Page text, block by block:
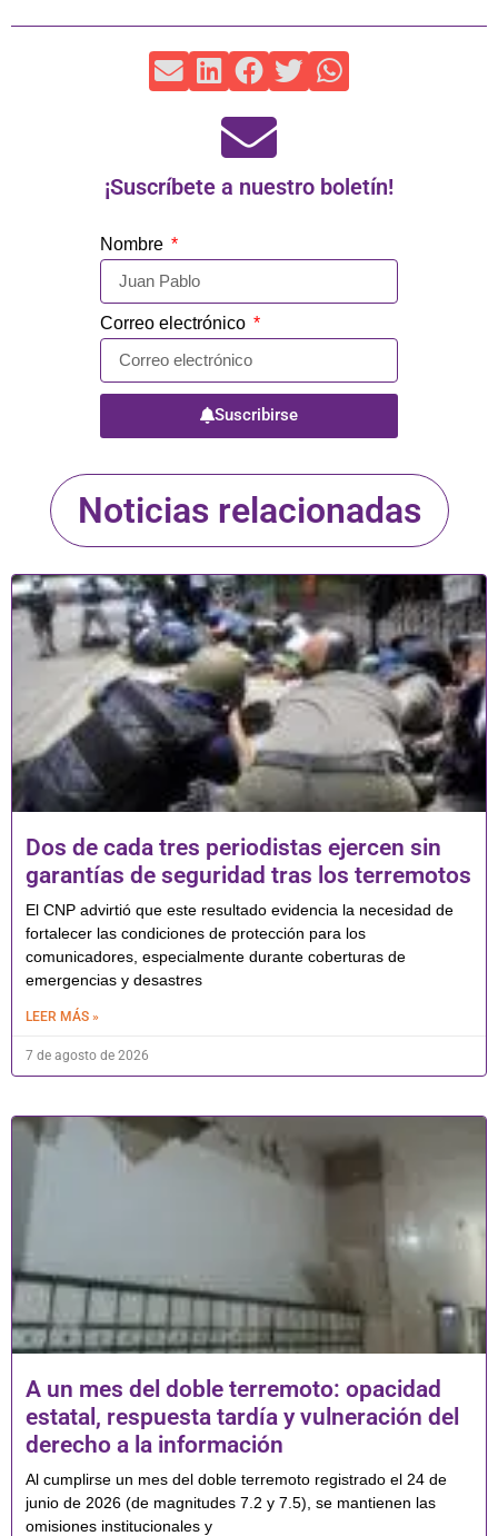
¡Suscríbete a nuestro boletín!
Nombre
Correo electrónico
Suscribirse
Noticias relacionadas
Dos de cada tres periodistas ejercen sin
garantías de seguridad tras los terremotos
El CNP advirtió que este resultado evidencia la necesidad de
fortalecer las condiciones de protección para los
comunicadores, especialmente durante coberturas de
emergencias y desastres
LEER MÁS »
7 de agosto de 2026
A un mes del doble terremoto: opacidad
estatal, respuesta tardía y vulneración del
derecho a la información
Al cumplirse un mes del doble terremoto registrado el 24 de
junio de 2026 (de magnitudes 7.2 y 7.5), se mantienen las
omisiones institucionales y